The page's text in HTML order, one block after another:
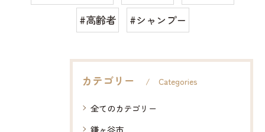
#高齢者
#シャンプー
カテゴリー Categories
全てのカテゴリー
鎌ヶ谷市